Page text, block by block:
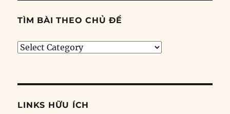
TÌM BÀI THEO CHỦ ĐỀ
Tìm
đề
LINKS HỮU ÍCH